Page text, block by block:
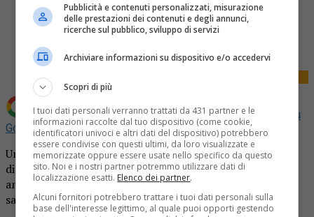
Share
Tweet
Aggiungi La Provincia di Biella come Fonte preferita su
Google
Un uomo avrebbe appiccato il fuoco al suo appartamento
di Andorno Micca, in via Pietro Corte, dove si trovavano
anche la moglie e i due figli. La donna nel tentativo di
salvarsi è è lanciata dal balcone alto tre metri.
Pubblicità e contenuti personalizzati, misurazione
delle prestazioni dei contenuti e degli annunci,
ricerche sul pubblico, sviluppo di servizi
Archiviare informazioni su dispositivo e/o accedervi
Scopri di più
I tuoi dati personali verranno trattati da 431 partner e le
informazioni raccolte dal tuo dispositivo (come cookie,
identificatori univoci e altri dati del dispositivo) potrebbero
essere condivise con questi ultimi, da loro visualizzate e
memorizzate oppure essere usate nello specifico da questo
sito. Noi e i nostri partner potremmo utilizzare dati di
localizzazione esatti. Elenco dei partner.
Alcuni fornitori potrebbero trattare i tuoi dati personali sulla
base dell'interesse legittimo, al quale puoi opporti gestendo